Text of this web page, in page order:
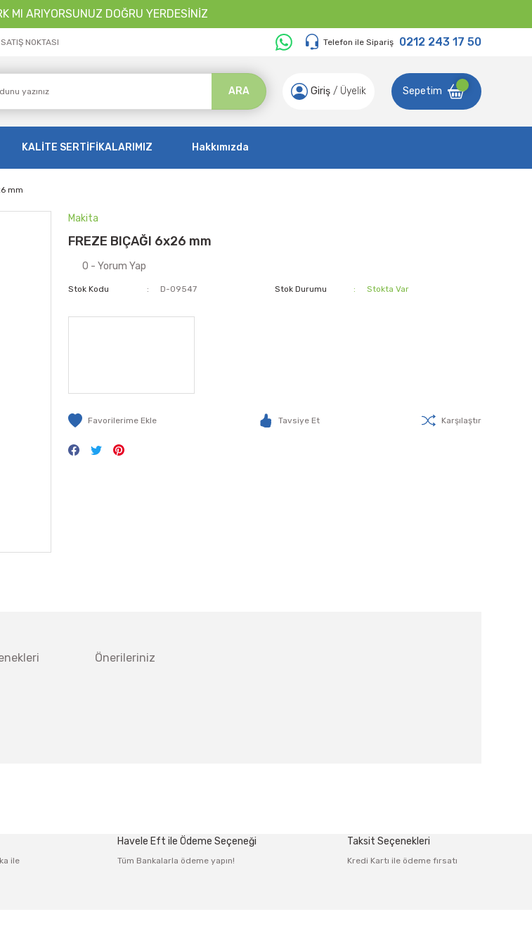
MI ARIYORSUNUZ DOĞRU YERDESİNİZ
NOKTASI Telefon ile Sipariş 0212 243 17 50
ARA Giriş / Üyelik Sepetim
KALİTE SERTİFİKALARIMIZ Hakkımızda
mm
Makita
FREZE BIÇAĞI 6x26 mm
0 - Yorum Yap
Stok Kodu D-09547 Stok Durumu Stokta Var
Tavsiye Et Karşılaştır
Önerileriniz
ile
Havele Eft ile Ödeme Seçeneği
Tüm Bankalarla ödeme yapın!
Taksit Seçenekleri
Kredi Kartı ile ödeme fırsatı